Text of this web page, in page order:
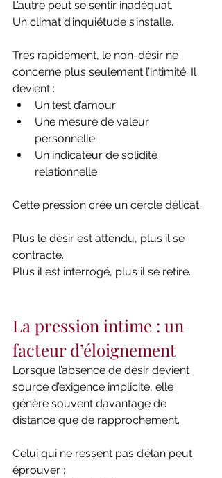
L’autre peut se sentir inadéquat.
Un climat d’inquiétude s’installe.
Très rapidement, le non-désir ne
concerne plus seulement l’intimité. Il
devient :
Un test d’amour
Une mesure de valeur
personnelle
Un indicateur de solidité
relationnelle
Cette pression crée un cercle délicat.
Plus le désir est attendu, plus il se
contracte.
Plus il est interrogé, plus il se retire.
La pression intime : un
facteur d’éloignement
Lorsque l’absence de désir devient
source d’exigence implicite, elle
génère souvent davantage de
distance que de rapprochement.
Celui qui ne ressent pas d’élan peut
éprouver :